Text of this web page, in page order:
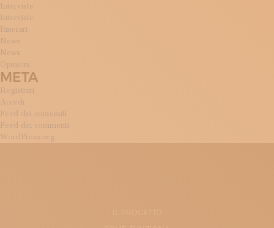
Interviste
Interviste
Itinerari
News
News
Opinioni
META
Registrati
Accedi
Feed dei contenuti
Feed dei commenti
WordPress.org